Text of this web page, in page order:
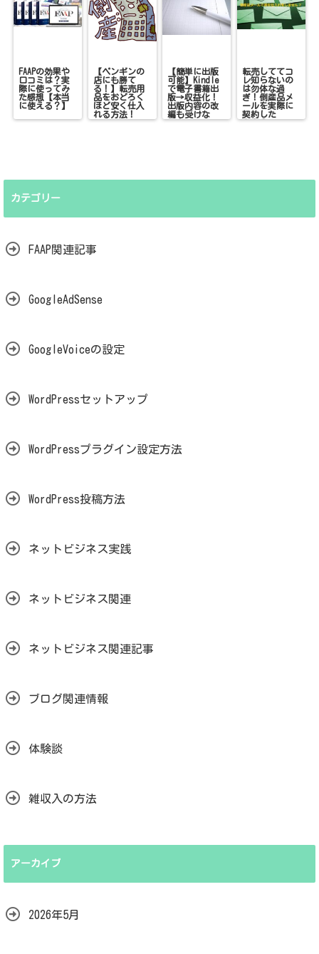
FAAPの効果や
口コミは？実
際に使ってみ
た感想【本当
に使える？】
【ペンギンの
店にも勝て
る！】転売用
品をおどろく
ほど安く仕入
れる方法！
【簡単に出版
可能】Kindle
で電子書籍出
版→収益化！
出版内容の改
編も受けな
い！
転売しててコ
レ知らないの
は勿体な過
ぎ！倒産品メ
ールを実際に
契約した
ら！？
カテゴリー
FAAP関連記事
GoogleAdSense
GoogleVoiceの設定
WordPressセットアップ
WordPressプラグイン設定方法
WordPress投稿方法
ネットビジネス実践
ネットビジネス関連
ネットビジネス関連記事
ブログ関連情報
体験談
雑収入の方法
アーカイブ
2026年5月